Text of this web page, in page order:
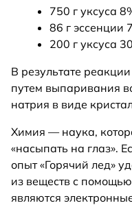
750 г уксуса
86 г эссенции
200 г уксуса
В результате
путем выпаривания
натрия в виде
Химия — наука,
«насыпать на глаз».
опыт «Горячий лед»
из веществ с
являются